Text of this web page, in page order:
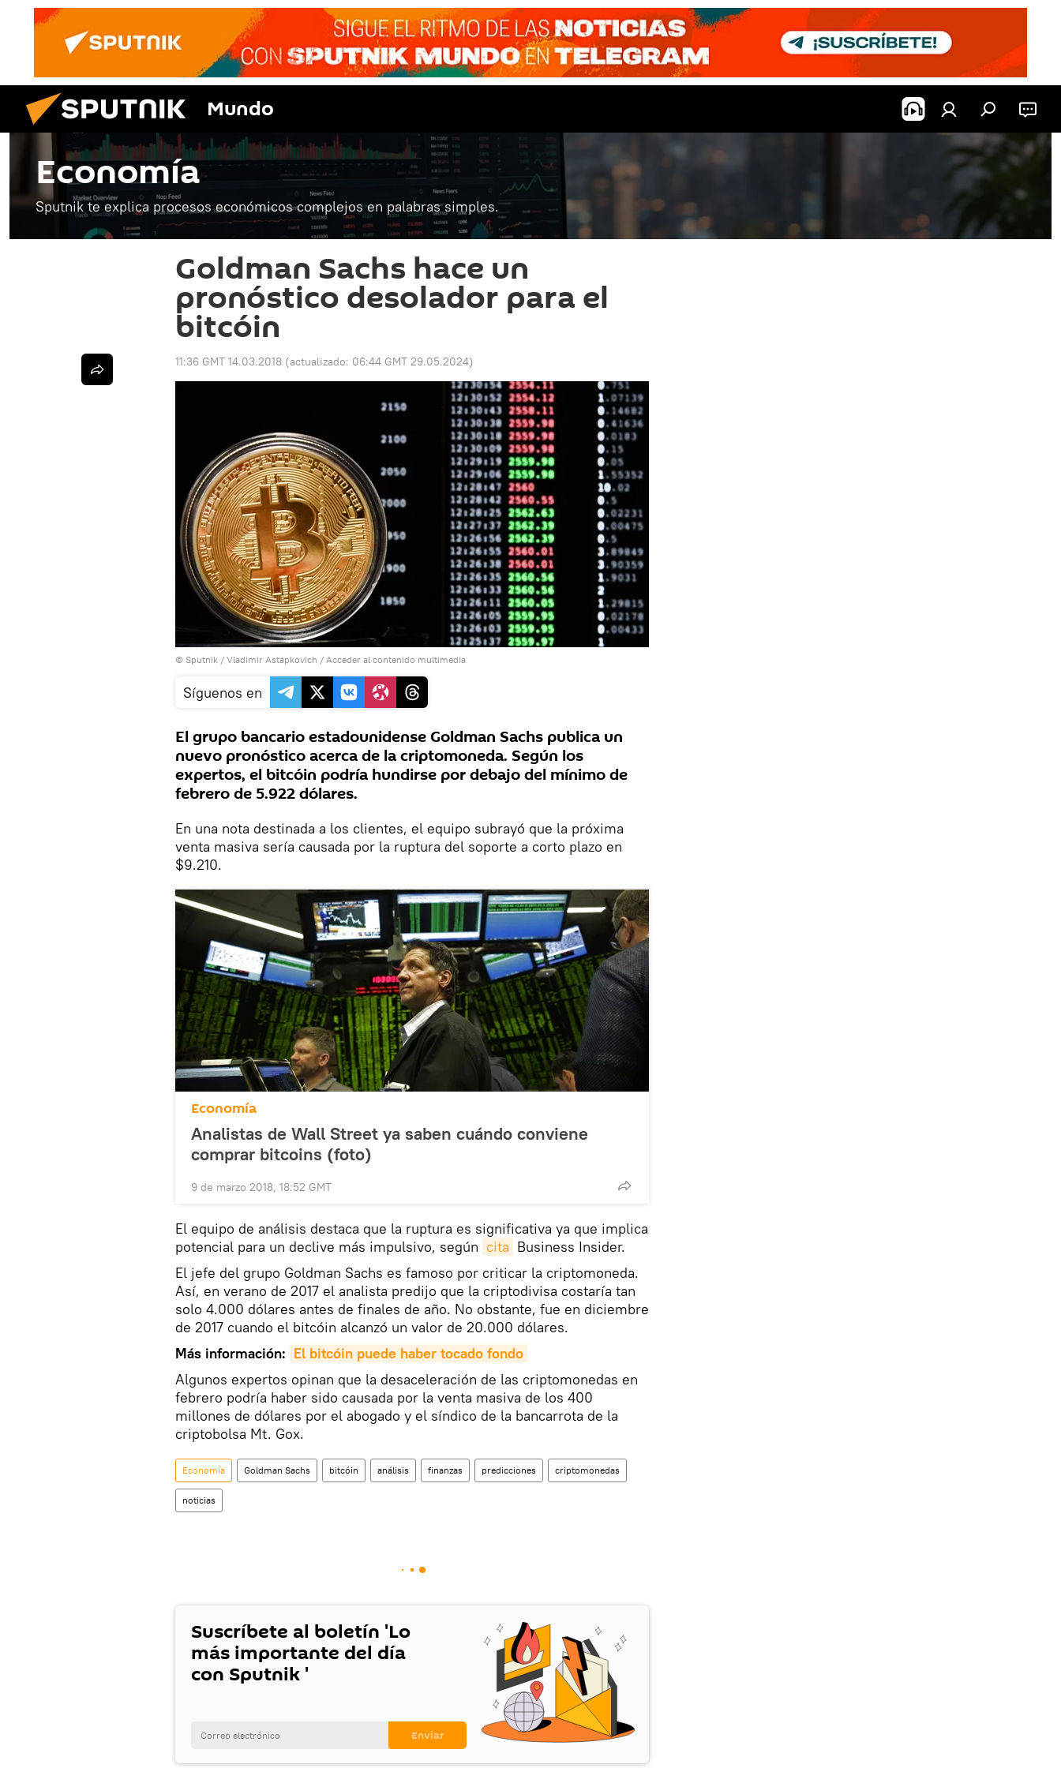
Mundo
Economía
Sputnik te explica procesos económicos complejos en palabras simples.
Goldman Sachs hace un
pronóstico desolador para el
bitcóin
11:36 GMT 14.03.2018 (actualizado: 06:44 GMT 29.05.2024)
© Sputnik / Vladimir Astapkovich / Acceder al contenido multimedia
Síguenos en
El grupo bancario estadounidense Goldman Sachs publica un
nuevo pronóstico acerca de la criptomoneda. Según los
expertos, el bitcóin podría hundirse por debajo del mínimo de
febrero de 5.922 dólares.
En una nota destinada a los clientes, el equipo subrayó que la próxima
venta masiva sería causada por la ruptura del soporte a corto plazo en
$9.210.
Economía
Analistas de Wall Street ya saben cuándo conviene
comprar bitcoins (foto)
9 de marzo 2018, 18:52 GMT
El equipo de análisis destaca que la ruptura es significativa ya que implica
potencial para un declive más impulsivo, según cita Business Insider.
El jefe del grupo Goldman Sachs es famoso por criticar la criptomoneda.
Así, en verano de 2017 el analista predijo que la criptodivisa costaría tan
solo 4.000 dólares antes de finales de año. No obstante, fue en diciembre
de 2017 cuando el bitcóin alcanzó un valor de 20.000 dólares.
Más información: El bitcóin puede haber tocado fondo
Algunos expertos opinan que la desaceleración de las criptomonedas en
febrero podría haber sido causada por la venta masiva de los 400
millones de dólares por el abogado y el síndico de la bancarrota de la
criptobolsa Mt. Gox.
Economía Goldman Sachs bitcóin análisis finanzas predicciones criptomonedas
noticias
Suscríbete al boletín 'Lo
más importante del día
con Sputnik '